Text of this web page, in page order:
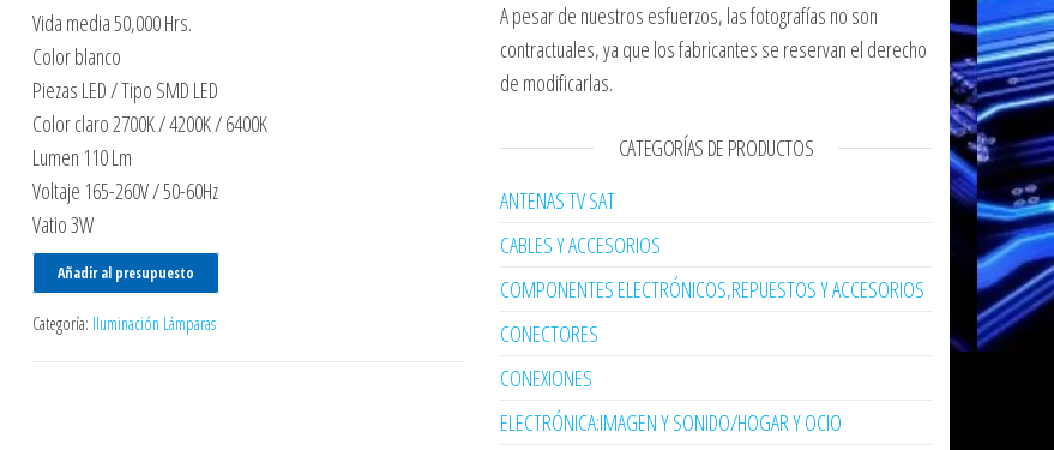
Vida media 50,000 Hrs.
Color blanco
Piezas LED / Tipo SMD LED
Color claro 2700K / 4200K / 6400K
Lumen 110 Lm
Voltaje 165-260V / 50-60Hz
Vatio 3W
Añadir al presupuesto
Categoría: Iluminación Lámparas
A pesar de nuestros esfuerzos, las fotografías no son
contractuales, ya que los fabricantes se reservan el derecho
de modificarlas.
CATEGORÍAS DE PRODUCTOS
ANTENAS TV SAT
CABLES Y ACCESORIOS
COMPONENTES ELECTRÓNICOS,REPUESTOS Y ACCESORIOS
CONECTORES
CONEXIONES
ELECTRÓNICA:IMAGEN Y SONIDO/HOGAR Y OCIO